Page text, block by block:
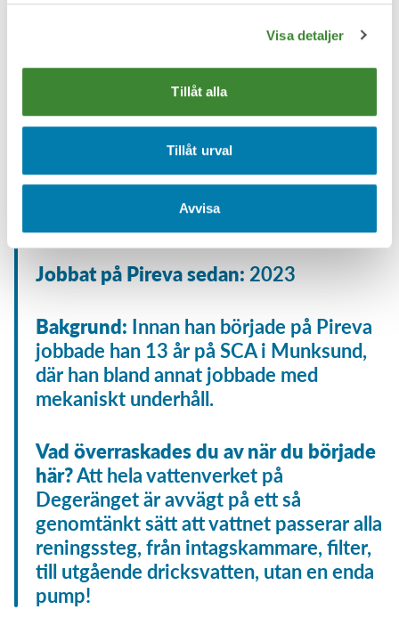
Visa detaljer
Tillåt alla
Tillåt urval
Avvisa
Namn:Magnus Nordsvahn
Driftstekniker på vattenverket
Jobbat på Pireva sedan: 2023
Bakgrund: Innan han började på Pireva
jobbade han 13 år på SCA i Munksund,
där han bland annat jobbade med
mekaniskt underhåll.
Vad överraskades du av när du började
här?Att hela vattenverket på
Degeränget är avvägt på ett så
genomtänkt sätt att vattnet passerar alla
reningssteg, från intagskammare, filter,
till utgående dricksvatten, utan en enda
pump!